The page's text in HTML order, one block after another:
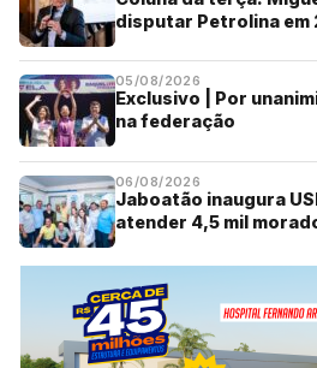
disputar Petrolina em
05/08/2026
Exclusivo | Por
na federação
06/08/2026
Jaboatão inaugura
atender 4,5 mil